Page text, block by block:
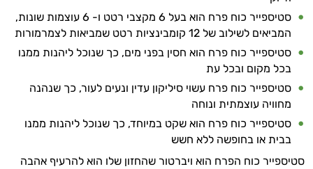
סטיספייר כוח פרח הוא בעל 6 מקצבי רטט ו- 6 עוצמות שונות,
המביאים לשילוב של 12 קומבינציות רטט שמביאות לצמרמורות
סטיספייר כוח פרח הוא חסין בפני מים, כך שנוכל ליהנות ממנו
בכל מקום ובכל עת
סטיספייר כוח פרח עשוי סיליקון עדין ונעים לעור, כך שנהנה
מחוויה עוצמתית ונוחה
סטיספייר כוח פרח הוא שקט במיוחד, כך שנוכל ליהנות ממנו
בבית או בחופשה ללא חשש
סטיספייר כוח הפרח הוא ויברטור שהחזון שלו הוא להרעיף אהבה